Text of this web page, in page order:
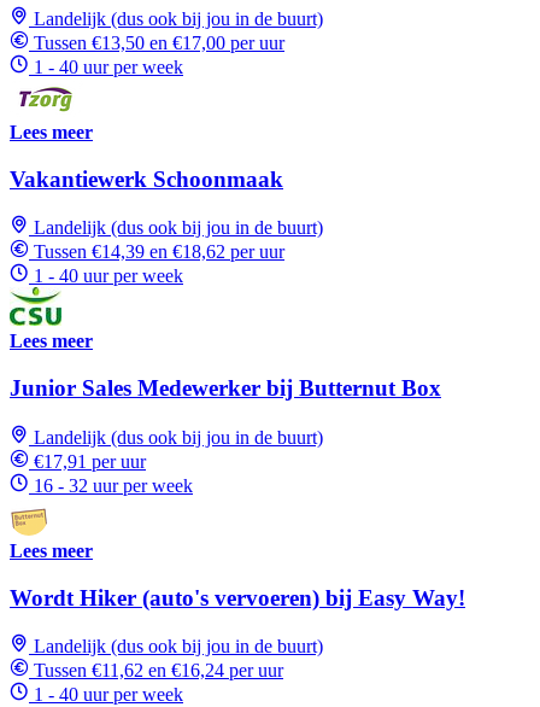
Landelijk (dus ook bij jou in de buurt)
Tussen €13,50 en €17,00 per uur
1 - 40 uur per week
Lees meer
Vakantiewerk Schoonmaak
Landelijk (dus ook bij jou in de buurt)
Tussen €14,39 en €18,62 per uur
1 - 40 uur per week
Lees meer
Junior Sales Medewerker bij Butternut Box
Landelijk (dus ook bij jou in de buurt)
€17,91 per uur
16 - 32 uur per week
Lees meer
Wordt Hiker (auto's vervoeren) bij Easy Way!
Landelijk (dus ook bij jou in de buurt)
Tussen €11,62 en €16,24 per uur
1 - 40 uur per week